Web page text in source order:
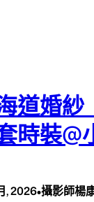
道婚紗
時裝@
, 2026•攝影師楊